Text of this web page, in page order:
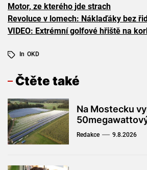
Motor, ze kterého jde strach
Revoluce v lomech: Náklaďáky bez
VIDEO: Extrémní golfové hřiště na
In OKD
Čtěte také
Na Mostecku
Redakce 9.8.2026